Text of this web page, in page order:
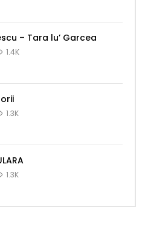
– Tara lu’ Garcea
1.4K
1.3K
1.3K